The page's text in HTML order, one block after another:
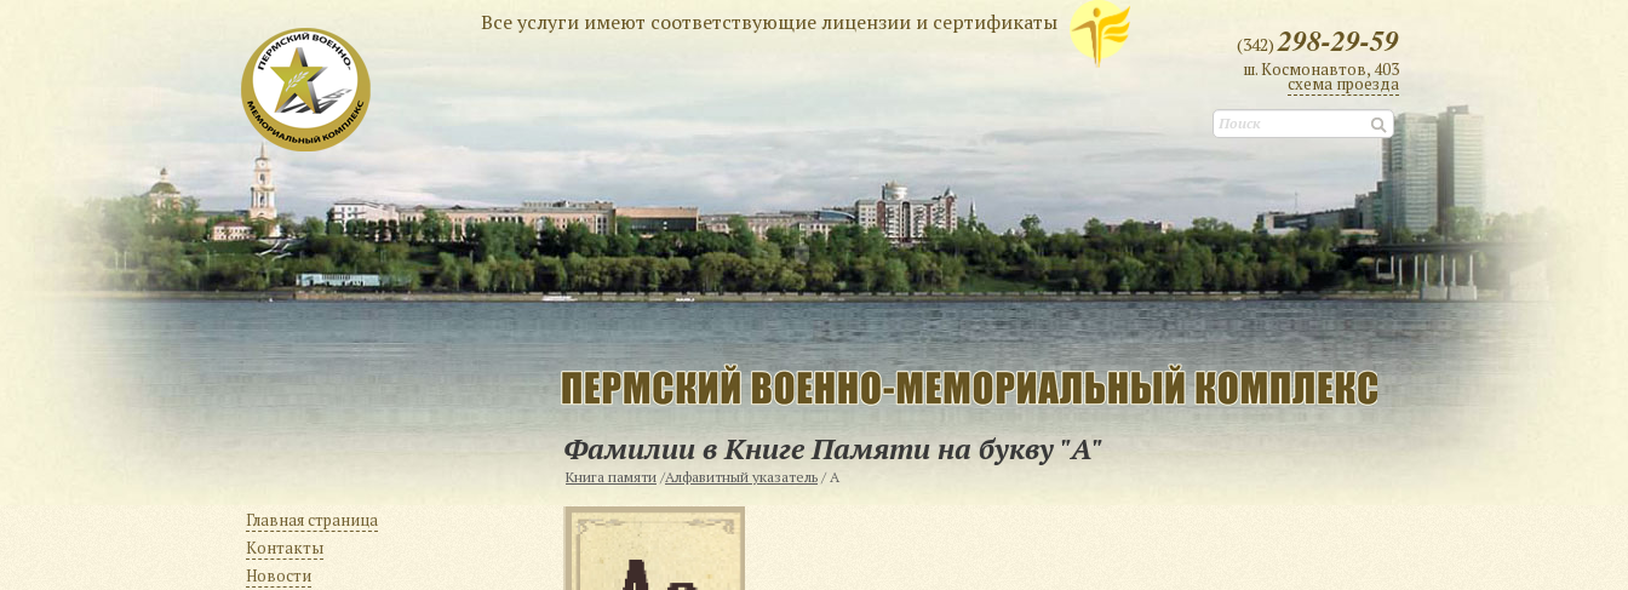
(342)298-29-59
ш. Космонавтов, 403
cхема проезда
Все услуги имеют соответствующие лицензии и сертификаты
Главная страница
Контакты
Новости
Книга памяти /Алфавитный указатель / А
Фамилии в Книге Памяти на букву "А"